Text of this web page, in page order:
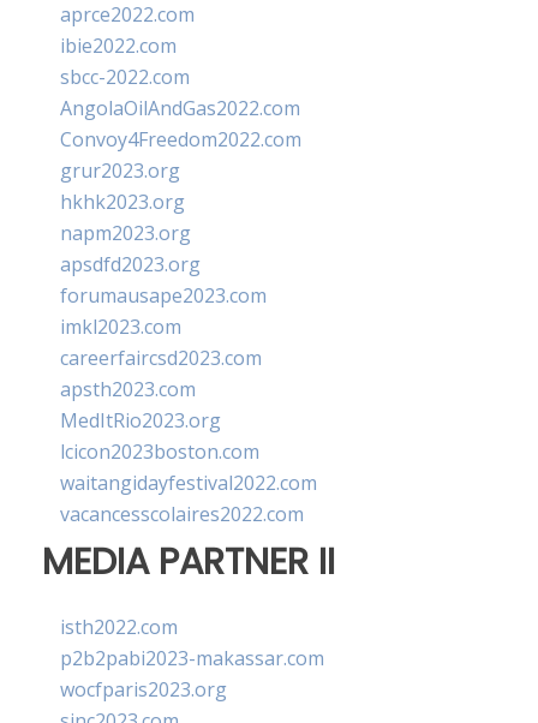
aprce2022.com
ibie2022.com
sbcc-2022.com
AngolaOilAndGas2022.com
Convoy4Freedom2022.com
grur2023.org
hkhk2023.org
napm2023.org
apsdfd2023.org
forumausape2023.com
imkl2023.com
careerfaircsd2023.com
apsth2023.com
MedItRio2023.org
lcicon2023boston.com
waitangidayfestival2022.com
vacancesscolaires2022.com
MEDIA PARTNER II
isth2022.com
p2b2pabi2023-makassar.com
wocfparis2023.org